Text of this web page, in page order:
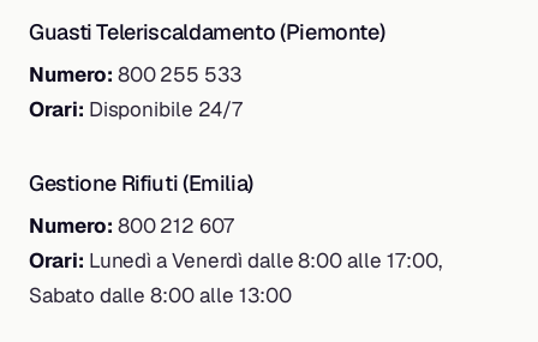
Guasti Teleriscaldamento (Piemonte)
Numero: 800 255 533
Orari: Disponibile 24/7
Gestione Rifiuti (Emilia)
Numero: 800 212 607
Orari: Lunedì a Venerdì dalle 8:00 alle 17:00,
Sabato dalle 8:00 alle 13:00